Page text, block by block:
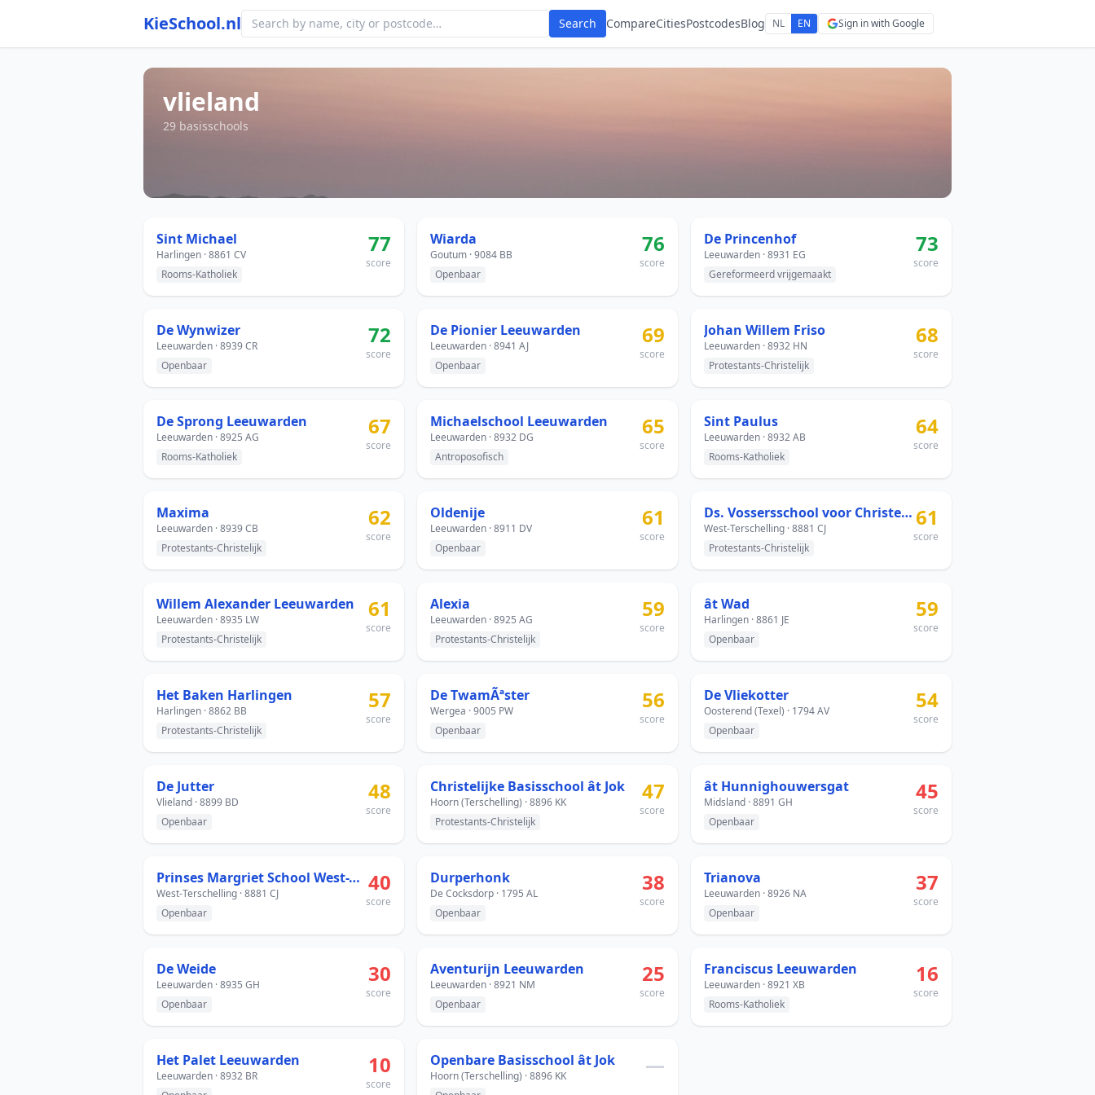
KieSchool.nl Search CompareCitiesPostcodesBlog NL EN Sign in with Google
vlieland
29 basisschools
Sint Michael
Harlingen · 8861 CV
Rooms-Katholiek
77
score
Wiarda
Goutum · 9084 BB
Openbaar
76
score
De Princenhof
Leeuwarden · 8931 EG
Gereformeerd vrijgemaakt
73
score
De Wynwizer
Leeuwarden · 8939 CR
Openbaar
72
score
De Pionier Leeuwarden
Leeuwarden · 8941 AJ
Openbaar
69
score
Johan Willem Friso
Leeuwarden · 8932 HN
Protestants-Christelijk
68
score
De Sprong Leeuwarden
Leeuwarden · 8925 AG
Rooms-Katholiek
67
score
Michaelschool Leeuwarden
Leeuwarden · 8932 DG
Antroposofisch
65
score
Sint Paulus
Leeuwarden · 8932 AB
Rooms-Katholiek
64
score
Maxima
Leeuwarden · 8939 CB
Protestants-Christelijk
62
score
Oldenije
Leeuwarden · 8911 DV
Openbaar
61
score
Ds. Vossersschool voor Christelijk Basisonderwijs
West-Terschelling · 8881 CJ
Protestants-Christelijk
61
score
Willem Alexander Leeuwarden
Leeuwarden · 8935 LW
Protestants-Christelijk
61
score
Alexia
Leeuwarden · 8925 AG
Protestants-Christelijk
59
score
ât Wad
Harlingen · 8861 JE
Openbaar
59
score
Het Baken Harlingen
Harlingen · 8862 BB
Protestants-Christelijk
57
score
De TwamÃªster
Wergea · 9005 PW
Openbaar
56
score
De Vliekotter
Oosterend (Texel) · 1794 AV
Openbaar
54
score
De Jutter
Vlieland · 8899 BD
Openbaar
48
score
Christelijke Basisschool ât Jok
Hoorn (Terschelling) · 8896 KK
Protestants-Christelijk
47
score
ât Hunnighouwersgat
Midsland · 8891 GH
Openbaar
45
score
Prinses Margriet School West-Terschelling
West-Terschelling · 8881 CJ
Openbaar
40
score
Durperhonk
De Cocksdorp · 1795 AL
Openbaar
38
score
Trianova
Leeuwarden · 8926 NA
Openbaar
37
score
De Weide
Leeuwarden · 8935 GH
Openbaar
30
score
Aventurijn Leeuwarden
Leeuwarden · 8921 NM
Openbaar
25
score
Franciscus Leeuwarden
Leeuwarden · 8921 XB
Rooms-Katholiek
16
score
Het Palet Leeuwarden
Leeuwarden · 8932 BR
10
score
Openbare Basisschool ât Jok
Hoorn (Terschelling) · 8896 KK
—